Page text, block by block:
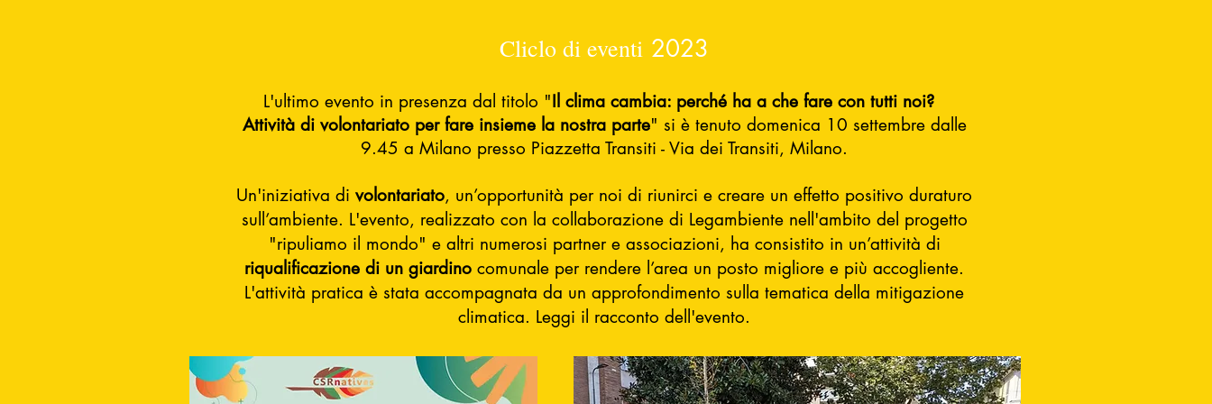
Cliclo di eventi 2023
L'ultimo evento in presenza dal titolo "Il clima cambia: perché ha a che fare con tutti noi?
Attività di volontariato per fare insieme la nostra parte" si è tenuto domenica 10 settembre dalle
9.45 a Milano presso Piazzetta Transiti - Via dei Transiti, Milano.
Un'iniziativa di volontariato, un’opportunità per noi di riunirci e creare un effetto positivo duraturo
sull’ambiente. L'evento, realizzato con la collaborazione di Legambiente nell'ambito del progetto
"ripuliamo il mondo" e altri numerosi partner e associazioni, ha consistito in un’attività di
riqualificazione di un giardino comunale per rendere l’area un posto migliore e più accogliente.
L'attività pratica è stata accompagnata da un approfondimento sulla tematica della mitigazione
climatica. Leggi il racconto dell'evento.